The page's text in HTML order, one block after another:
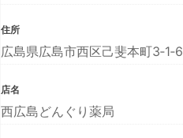
住所
広島県広島市西区己斐本町3‐1‐6
店名
西広島どんぐり薬局